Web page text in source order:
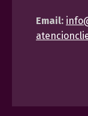
Email: